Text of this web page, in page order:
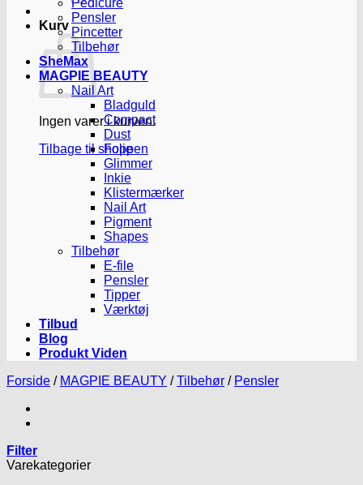
Kurv
Ingen varer i kurven.
Tilbage til shoppen
Pedicure
Pensler
Pincetter
Tilbehør
SheMax
MAGPIE BEAUTY
Nail Art
Bladguld
Compact
Dust
Folie
Glimmer
Inkie
Klistermærker
Nail Art
Pigment
Shapes
Tilbehør
E-file
Pensler
Tipper
Værktøj
Tilbud
Blog
Produkt Viden
Forside / MAGPIE BEAUTY / Tilbehør / Pensler
Filter
Varekategorier